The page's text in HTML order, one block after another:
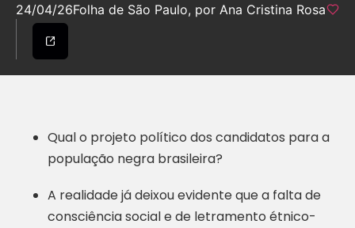
24/04/26Folha de São Paulo, por Ana Cristina Rosa
Qual o projeto político dos candidatos para a
população negra brasileira?
A realidade já deixou evidente que a falta de
consciência social e de letramento étnico-